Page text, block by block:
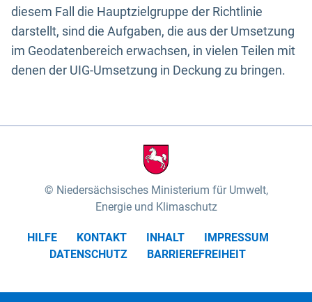
diesem Fall die Hauptzielgruppe der Richtlinie
darstellt, sind die Aufgaben, die aus der Umsetzung
im Geodatenbereich erwachsen, in vielen Teilen mit
denen der UIG-Umsetzung in Deckung zu bringen.
Niedersächsisches Ministerium für Umwelt,
Energie und Klimaschutz
HILFE KONTAKT INHALT
IMPRESSUM
DATENSCHUTZ
BARRIEREFREIHEIT